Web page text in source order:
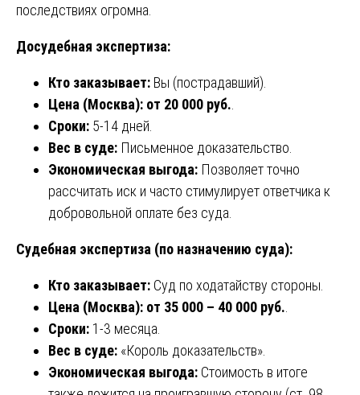
последствиях огромна.
Досудебная экспертиза:
Кто заказывает: Вы (пострадавший).
Цена (Москва): от 20 000 руб.
Сроки: 5-14 дней.
Вес в суде: Письменное доказательство.
Экономическая выгода: Позволяет точно
рассчитать иск и часто стимулирует ответчика к
добровольной оплате без суда.
Судебная экспертиза (по назначению суда):
Кто заказывает: Суд по ходатайству стороны.
Цена (Москва): от 35 000 – 40 000 руб.
Сроки: 1-3 месяца.
Вес в суде: «Король доказательств».
Экономическая выгода: Стоимость в итоге